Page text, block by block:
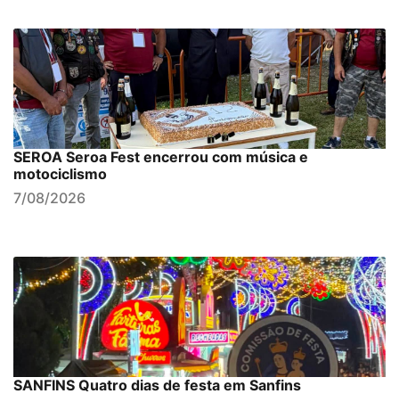
SEROA Seroa Fest encerrou com música e
motociclismo
7/08/2026
SANFINS Quatro dias de festa em Sanfins